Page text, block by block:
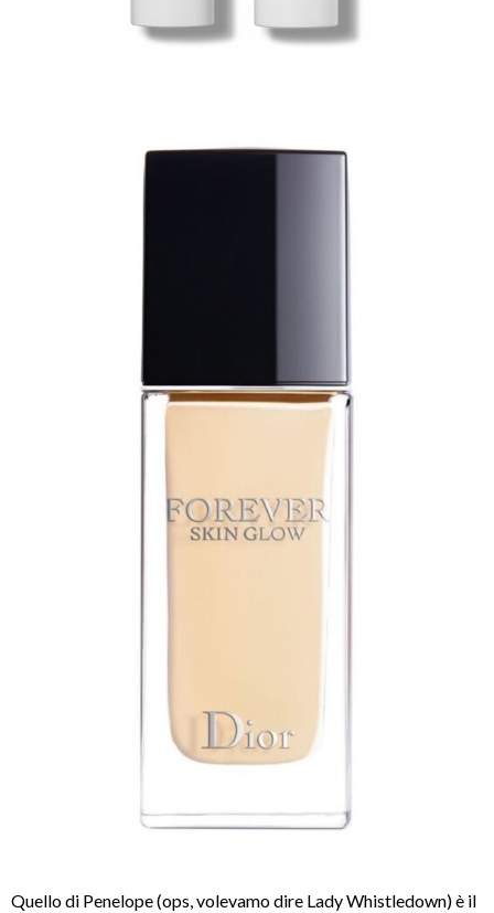
Quello di Penelope (ops, volevamo dire Lady Whistledown) è il